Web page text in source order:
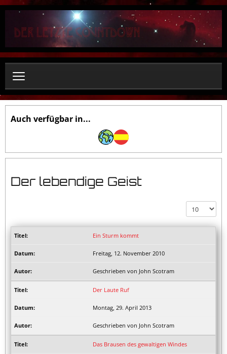
e
Auch verfügbar in...
Der lebendige Geist
Anzeige #
Ein Sturm kommt
Freitag, 12. November 2010
Geschrieben von John Scotram
Der Laute Ruf
Montag, 29. April 2013
Geschrieben von John Scotram
Das Brausen des gewaltigen Windes